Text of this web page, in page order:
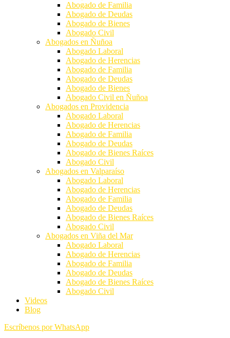
Abogado de Familia
Abogado de Deudas
Abogado de Bienes
Abogado Civil
Abogados en Ñuñoa
Abogado Laboral
Abogado de Herencias
Abogado de Familia
Abogado de Deudas
Abogado de Bienes
Abogado Civil en Ñuñoa
Abogados en Providencia
Abogado Laboral
Abogado de Herencias
Abogado de Familia
Abogado de Deudas
Abogado de Bienes Raíces
Abogado Civil
Abogados en Valparaíso
Abogado Laboral
Abogado de Herencias
Abogado de Familia
Abogado de Deudas
Abogado de Bienes Raíces
Abogado Civil
Abogados en Viña del Mar
Abogado Laboral
Abogado de Herencias
Abogado de Familia
Abogado de Deudas
Abogado de Bienes Raíces
Abogado Civil
Videos
Blog
Escríbenos por WhatsApp